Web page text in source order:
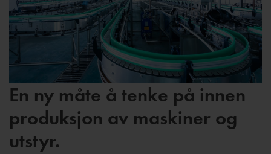
En ny måte å tenke på innen
produksjon av maskiner og
utstyr.